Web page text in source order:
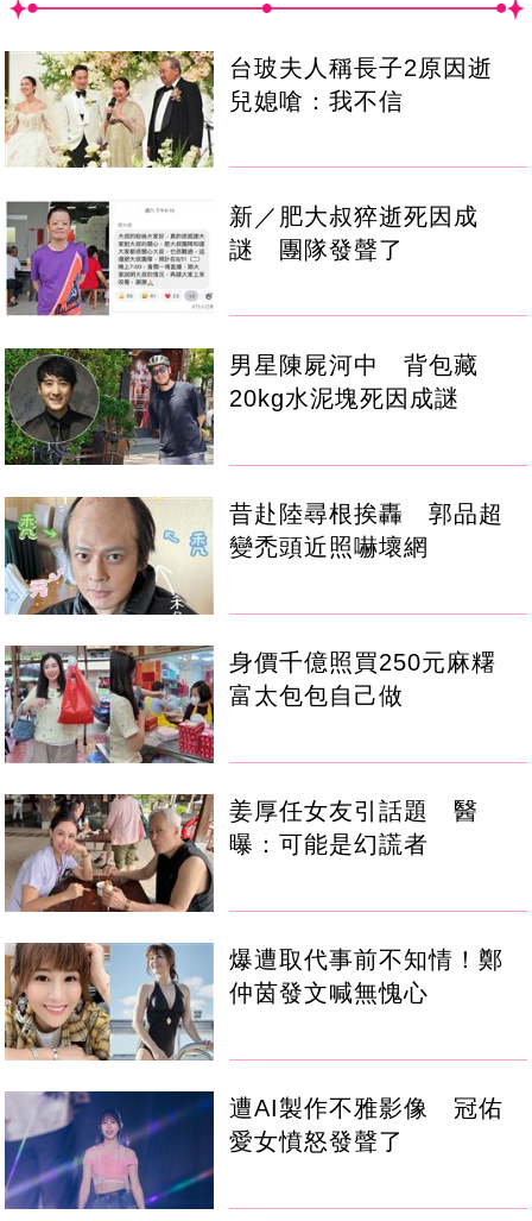
台玻夫人稱長子2原因逝
兒媳嗆：我不信
新／肥大叔猝逝死因成
謎 團隊發聲了
男星陳屍河中 背包藏
20kg水泥塊死因成謎
昔赴陸尋根挨轟 郭品超
變禿頭近照嚇壞網
身價千億照買250元麻糬
富太包包自己做
姜厚任女友引話題 醫
曝：可能是幻謊者
爆遭取代事前不知情！鄭
仲茵發文喊無愧心
遭AI製作不雅影像 冠佑
愛女憤怒發聲了